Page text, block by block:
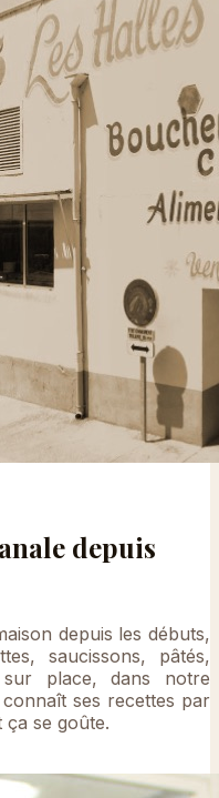
depuis
depuis les débuts,
saucissons, pâtés,
place, dans notre
ses recettes par
se goûte.